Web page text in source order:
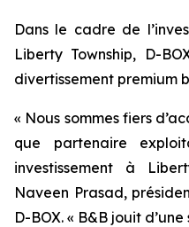
Dans le cadre de
Liberty Township, D-
divertissement premium
« Nous sommes fiers
que partenaire
investissement à
Naveen Prasad,
D-BOX. « B&B jouit